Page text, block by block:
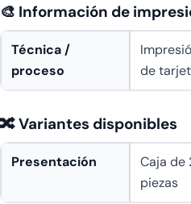
🎨 Información de
Técnica /
proceso
de
🔀 Variantes disponibles
Presentación
Caja de
piezas